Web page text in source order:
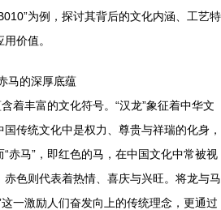
为例，探讨其背后的文化内涵、工艺特
价值。
马的深厚底蕴
着丰富的文化符号。“汉龙”象征着中华文
传统文化中是权力、尊贵与祥瑞的化身，
赤马”，即红色的马，在中国文化中常被视
色则代表着热情、喜庆与兴旺。将龙与马
一激励人们奋发向上的传统理念，更通过